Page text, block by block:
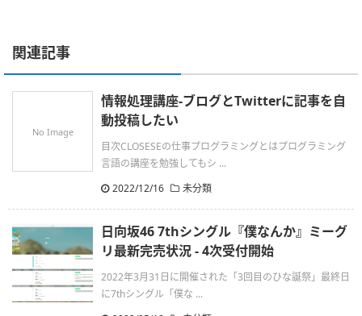
関連記事
No Image
情報処理講座-ブログとTwitterに記事を自
動投稿したい
目次CLOSESEの仕事プログラミングとはプログラミング
言語の講座を勉強してもシ ...
2022/12/16
未分類
日向坂46 7thシングル『僕なんか』ミーグ
リ最新完売状況 - 4次受付開始
2022年3月31日に開催された「3回目のひな誕祭」最終日
に7thシングル「僕な ...